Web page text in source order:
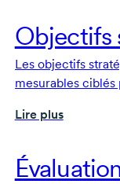
Objectifs
Les objectifs
mesurables
Lire plus